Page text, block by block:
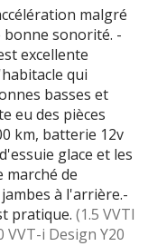
malgré
sonorité. -
excellente
qui
basses et
eu des pièces
km, batterie 12v
glace et les
marché de
à l'arrière.-
pratique. (1.5 VVTI
VVT-i Design Y20